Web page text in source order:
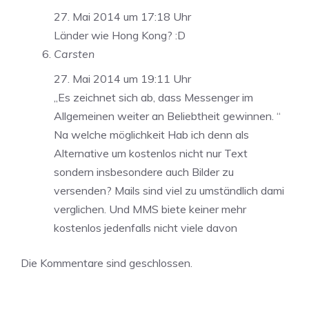
27. Mai 2014 um 17:18 Uhr
Länder wie Hong Kong? :D
Carsten
27. Mai 2014 um 19:11 Uhr
„Es zeichnet sich ab, dass Messenger im
Allgemeinen weiter an Beliebtheit gewinnen. “
Na welche möglichkeit Hab ich denn als
Alternative um kostenlos nicht nur Text
sondern insbesondere auch Bilder zu
versenden? Mails sind viel zu umständlich dami
verglichen. Und MMS biete keiner mehr
kostenlos jedenfalls nicht viele davon
Die Kommentare sind geschlossen.